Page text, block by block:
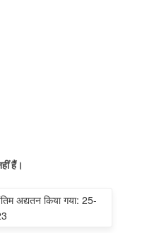
हैं।
अद्यतन किया गया: 25-